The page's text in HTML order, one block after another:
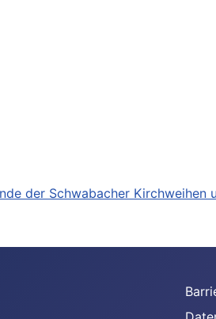
der Schwabacher Kirchweihen